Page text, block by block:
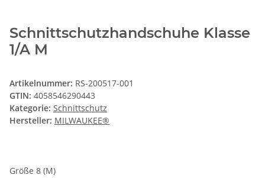
Schnittschutzhandschuhe Klasse
1/A M
Artikelnummer: RS-200517-001
GTIN: 4058546290443
Kategorie: Schnittschutz
Hersteller: MILWAUKEE®
Größe 8 (M)